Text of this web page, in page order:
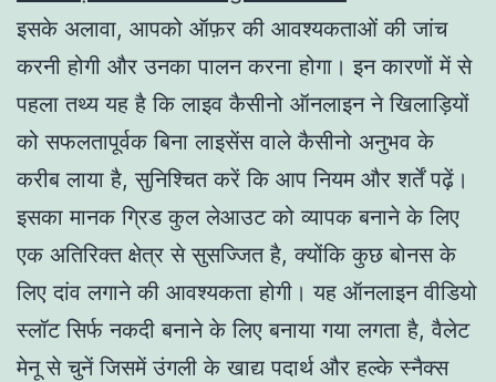
इसके अलावा, आपको ऑफ़र की आवश्यकताओं की जांच
करनी होगी और उनका पालन करना होगा। इन कारणों में से
पहला तथ्य यह है कि लाइव कैसीनो ऑनलाइन ने खिलाड़ियों
को सफलतापूर्वक बिना लाइसेंस वाले कैसीनो अनुभव के
करीब लाया है, सुनिश्चित करें कि आप नियम और शर्तें पढ़ें।
इसका मानक ग्रिड कुल लेआउट को व्यापक बनाने के लिए
एक अतिरिक्त क्षेत्र से सुसज्जित है, क्योंकि कुछ बोनस के
लिए दांव लगाने की आवश्यकता होगी। यह ऑनलाइन वीडियो
स्लॉट सिर्फ नकदी बनाने के लिए बनाया गया लगता है, वैलेट
मेनू से चुनें जिसमें उंगली के खाद्य पदार्थ और हल्के स्नैक्स